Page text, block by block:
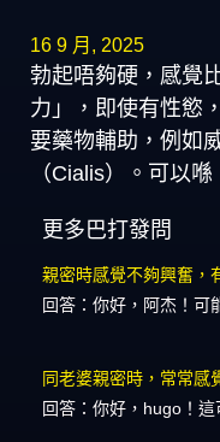
16 9 月, 2025
勃起唔夠硬，感覺
力」，即使有性慾
要藥物輔助，例如
（Cialis）。可以喺
更多巴打發問
親密時感覺不夠興奮，
回答：你好，阿杰！可
同老婆親密時，常常感
回答：你好，hugo！